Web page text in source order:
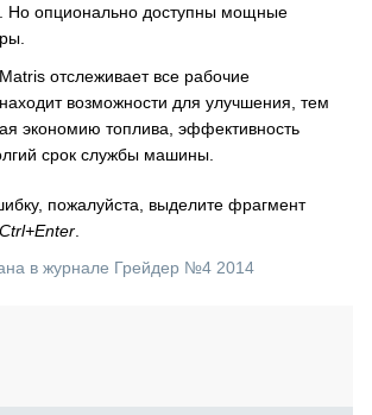
Но опционально доступны мощные
отслеживает все рабочие
возможности для улучшения, тем
экономию топлива, эффективность
срок службы машины.
пожалуйста, выделите фрагмент
Ctrl+Enter
в журнале Грейдер №4 2014